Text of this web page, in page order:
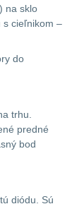
na sklo
s cieľnikom –
do
trhu.
predné
bod
diódu. Sú